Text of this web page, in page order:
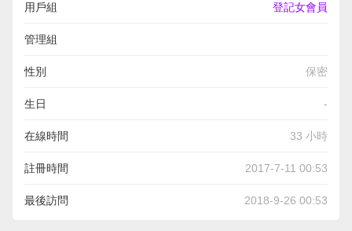
用戶組 登記女會員
管理組
性別 保密
生日 -
在線時間 33 小時
註冊時間 2017-7-11 00:53
最後訪問 2018-9-26 00:53